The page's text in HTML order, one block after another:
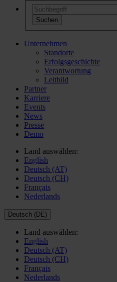
Unternehmen
Standorte
Erfolgsgeschichte
Verantwortung
Leitbild
Partner
Karriere
Events
News
Presse
Demo
Land auswählen:
English
Deutsch (AT)
Deutsch (CH)
Français
Nederlands
Deutsch (DE)
Land auswählen:
English
Deutsch (AT)
Deutsch (CH)
Français
Nederlands